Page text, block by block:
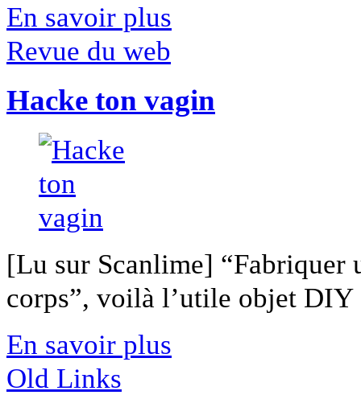
En savoir plus
Revue du web
Hacke ton vagin
[Lu sur Scanlime] “Fabriquer
corps”, voilà l’utile objet
En savoir plus
Old Links